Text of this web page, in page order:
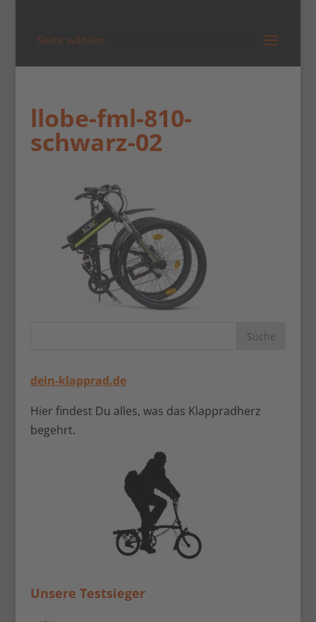
Seite wählen
llobe-fml-810-
schwarz-02
dein-klapprad.de
Hier findest Du alles, was das Klappradherz
begehrt.
Unsere Testsieger